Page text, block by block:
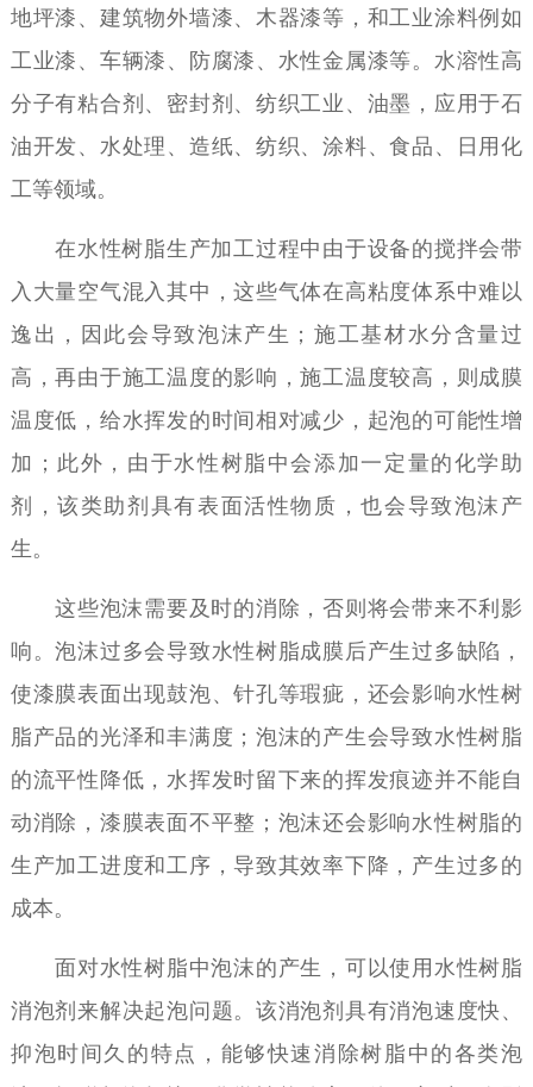
地坪漆、建筑物外墙漆、木器漆等，和工业涂料例如
工业漆、车辆漆、防腐漆、水性金属漆等。水溶性高
分子有粘合剂、密封剂、纺织工业、油墨，应用于石
油开发、水处理、造纸、纺织、涂料、食品、日用化
工等领域。
在水性树脂生产加工过程中由于设备的搅拌会带
入大量空气混入其中，这些气体在高粘度体系中难以
逸出，因此会导致泡沫产生；施工基材水分含量过
高，再由于施工温度的影响，施工温度较高，则成膜
温度低，给水挥发的时间相对减少，起泡的可能性增
加；此外，由于水性树脂中会添加一定量的化学助
剂，该类助剂具有表面活性物质，也会导致泡沫产
生。
这些泡沫需要及时的消除，否则将会带来不利影
响。泡沫过多会导致水性树脂成膜后产生过多缺陷，
使漆膜表面出现鼓泡、针孔等瑕疵，还会影响水性树
脂产品的光泽和丰满度；泡沫的产生会导致水性树脂
的流平性降低，水挥发时留下来的挥发痕迹并不能自
动消除，漆膜表面不平整；泡沫还会影响水性树脂的
生产加工进度和工序，导致其效率下降，产生过多的
成本。
面对水性树脂中泡沫的产生，可以使用水性树脂
消泡剂来解决起泡问题。该消泡剂具有消泡速度快、
抑泡时间久的特点，能够快速消除树脂中的各类泡